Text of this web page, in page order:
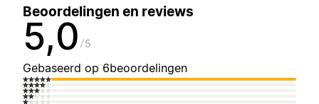
Beoordelingen en reviews
5,0 5
Gebaseerd op 6beoordelingen